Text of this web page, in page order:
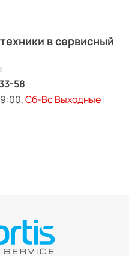
в сервисный
58
Сб-Вс Выходные